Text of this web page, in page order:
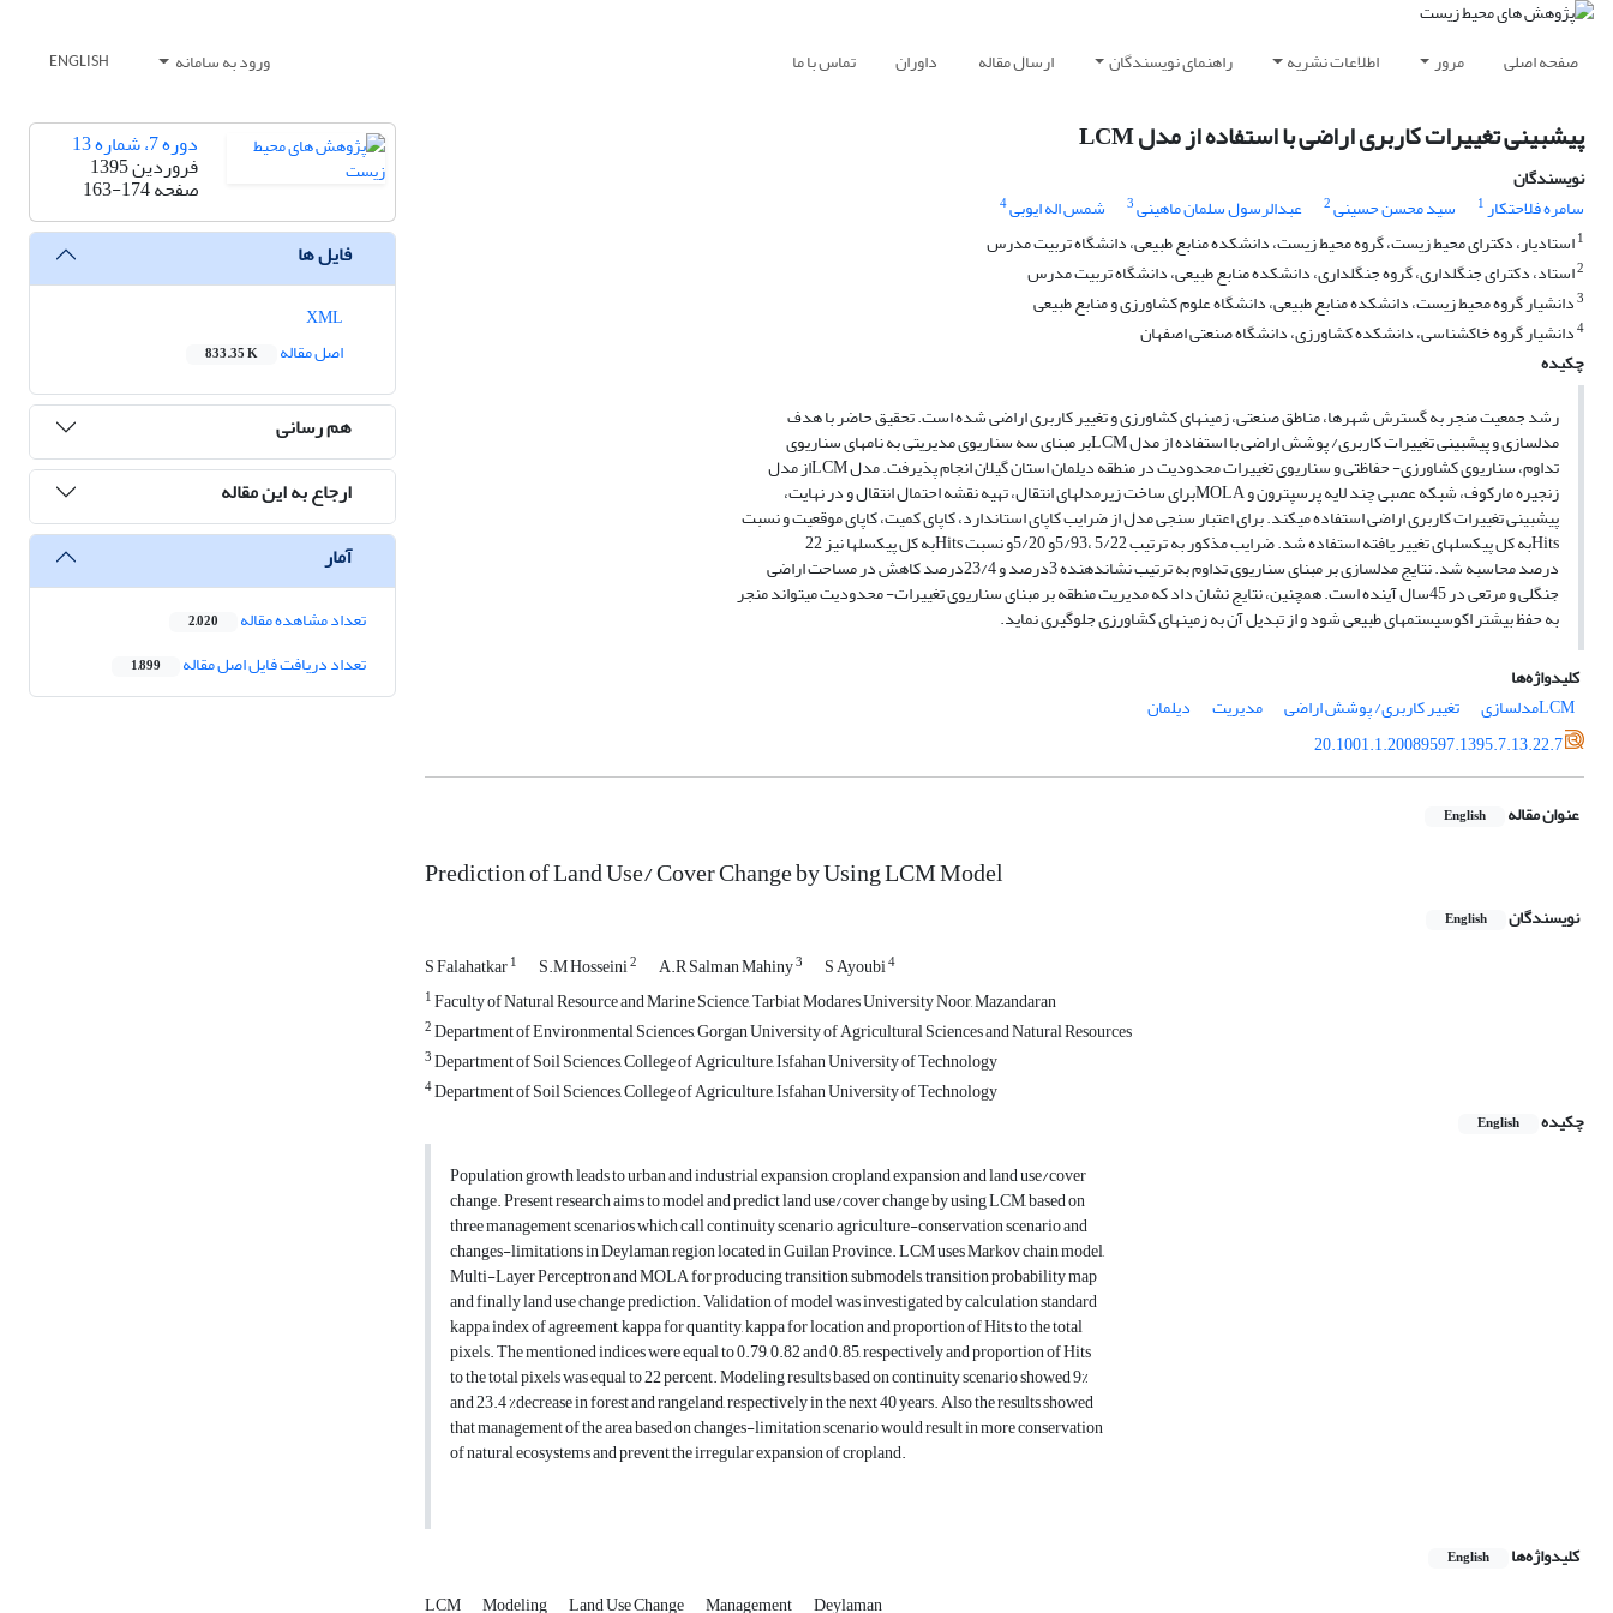
صفحه اصلی مرور اطلاعات نشریه راهنمای نویسندگان ارسال مقاله داوران تماس با ما ورود به سامانه ENGLISH
پیشبینی تغییرات کاربری اراضی با استفاده از مدل LCM
نویسندگان
سامره فلاحتکار1 سید محسن حسینی2 عبدالرسول سلمان ماهینی3 شمس اله ایوبی4
1استادیار، دکترای محیط زیست، گروه محیط زیست، دانشکده منابع طبیعی، دانشگاه تربیت مدرس
2استاد، دکترای جنگلداری، گروه جنگلداری، دانشکده منابع طبیعی، دانشگاه تربیت مدرس
3دانشیار گروه محیط زیست، دانشکده منابع طبیعی، دانشگاه علوم کشاورزی و منابع طبیعی
4دانشیار گروه خاکشناسی، دانشکده کشاورزی، دانشگاه صنعتی اصفهان
چکیده
رشد جمعیت منجر به گسترش شهرها، مناطق صنعتی، زمینهای کشاورزی و تغییر کاربری اراضی شده است. تحقیق حاضر با هدف
مدلسازی و پیشبینی تغییرات کاربری/ پوشش اراضی با استفاده از مدل LCMبر مبنای سه سناریوی مدیریتی به نامهای سناریوی
تداوم، سناریوی کشاورزی- حفاظتی و سناریوی تغییرات محدودیت در منطقه دیلمان استان گیلان انجام پذیرفت. مدل LCMاز مدل
زنجیره مارکوف، شبکه عصبی چند لایه پرسپترون و MOLAبرای ساخت زیرمدلهای انتقال، تهیه نقشه احتمال انتقال و در نهایت،
پیشبینی تغییرات کاربری اراضی استفاده میکند. برای اعتبار سنجی مدل از ضرایب کاپای استاندارد، کاپای کمیت، کاپای موقعیت و نسبت
Hitsبه کل پیکسلهای تغییر یافته استفاده شد. ضرایب مذکور به ترتیب 5/22 ،5/93و 5/20و نسبت Hitsبه کل پیکسلها نیز 22
درصد محاسبه شد. نتایج مدلسازی بر مبنای سناریوی تداوم به ترتیب نشاندهنده 3درصد و 23/4درصد کاهش در مساحت اراضی
جنگلی و مرتعی در 45سال آینده است. همچنین، نتایج نشان داد که مدیریت منطقه بر مبنای سناریوی تغییرات- محدودیت میتواند منجر
به حفظ بیشتر اکوسیستمهای طبیعی شود و از تبدیل آن به زمینهای کشاورزی جلوگیری نماید.
کلیدواژه‌ها
LCMمدلسازی
تغییر کاربری/ پوشش اراضی مدیریت
دیلمان
20.1001.1.20089597.1395.7.13.22.7
عنوان مقاله English
Prediction of Land Use/ Cover Change by Using LCM Model
نویسندگان English
S Falahatkar1 S.M Hosseini2 A.R Salman Mahiny3 S Ayoubi4
1Faculty of Natural Resource and Marine Science, Tarbiat Modares University Noor, Mazandaran
2Department of Environmental Sciences, Gorgan University of Agricultural Sciences and Natural Resources
3Department of Soil Sciences, College of Agriculture, Isfahan University of Technology
4Department of Soil Sciences, College of Agriculture, Isfahan University of Technology
چکیده
English
Population growth leads to urban and industrial expansion, cropland expansion and land use/cover
change. Present research aims to model and predict land use/cover change by using LCM, based on
three management scenarios which call continuity scenario, agriculture-conservation scenario and
changes-limitations in Deylaman region located in Guilan Province. LCM uses Markov chain model,
Multi-Layer Perceptron and MOLA for producing transition submodels, transition probability map
and finally land use change prediction. Validation of model was investigated by calculation standard
kappa index of agreement, kappa for quantity, kappa for location and proportion of Hits to the total
pixels. The mentioned indices were equal to 0.79, 0.82 and 0.85, respectively and proportion of Hits
to the total pixels was equal to 22 percent. Modeling results based on continuity scenario showed 9%
and 23.4 %decrease in forest and rangeland, respectively in the next 40 years. Also the results showed
that management of the area based on changes-limitation scenario would result in more conservation
of natural ecosystems and prevent the irregular expansion of cropland.
کلیدواژه‌ها English
LCM Modeling Land Use Change Management Deylaman
دوره 7، شماره 13
فروردین 1395
صفحه163-174
فایل ها
اصل مقاله
833.35 K
هم رسانی
ارجاع به این مقاله
آمار
تعداد مشاهده مقاله 2,020
تعداد دریافت فایل اصل مقاله 1,899